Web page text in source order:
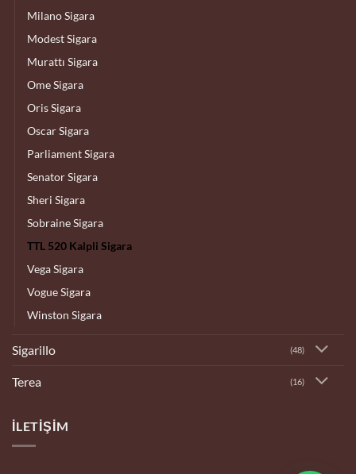
Milano Sigara
Modest Sigara
Murattı Sigara
Ome Sigara
Oris Sigara
Oscar Sigara
Parliament Sigara
Senator Sigara
Sheri Sigara
Sobraine Sigara
TTL 520 Kalpli Sigara
Vega Sigara
Vogue Sigara
Winston Sigara
Sigarillo (48)
Terea (16)
İLETIŞIM